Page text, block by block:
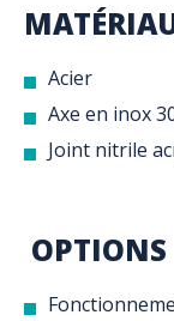
Acier
Axe en inox
Joint nitrile
OPTIONS